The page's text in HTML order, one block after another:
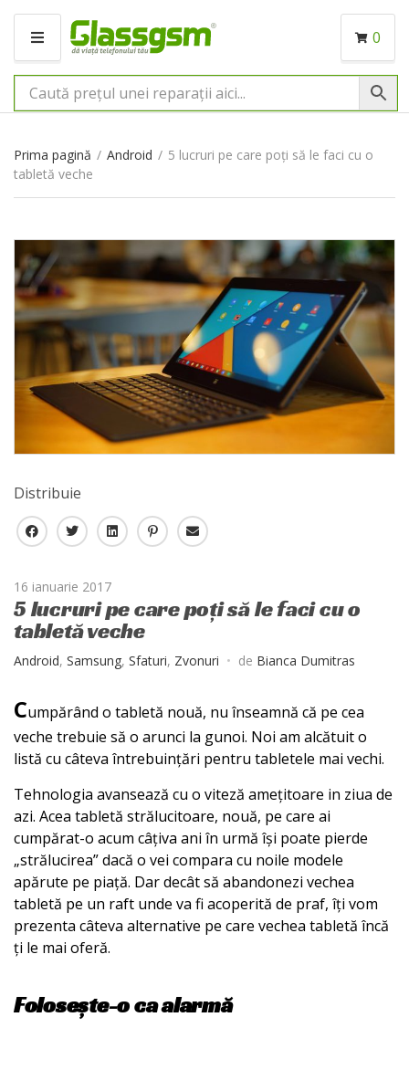
M
N
I
0
Prima pagină / Android / 5 lucruri pe care poți să le faci cu o
tabletă veche
Distribuie
F
c
e
b
o
o
T
t
t
e
r
L
n
e
d
I
n
P
e
e
E
i
16 ianuarie 2017
5 lucruri pe care poți să le faci cu o
tabletă veche
Android, Samsung, Sfaturi, Zvonuri de Bianca Dumitras
Cumpărând o tabletă nouă, nu înseamnă că pe cea
veche trebuie să o arunci la gunoi. Noi am alcătuit o
listă cu câteva întrebuințări pentru tabletele mai vechi.
Tehnologia avansează cu o viteză amețitoare in ziua de
azi. Acea tabletă strălucitoare, nouă, pe care ai
cumpărat-o acum câțiva ani în urmă își poate pierde
„strălucirea” dacă o vei compara cu noile modele
apărute pe piață. Dar decât să abandonezi vechea
tabletă pe un raft unde va fi acoperită de praf, îți vom
prezenta câteva alternative pe care vechea tabletă încă
ți le mai oferă.
Folosește-o ca alarmă